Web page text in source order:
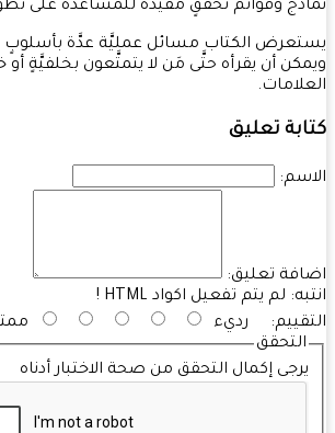
وقوائمَ تحقُّقٍ مفيدةً للمساعدة على تطوير
الكتاب مسائل عمليَّة عدَّة بأسلوبٍ
أن يقرأه حتَّى مَن لا يتمتَّعون بخلفيَّةٍ أو
تعليق
تعليق:
لم يتم تفعيل اكواد HTML !
رديء
ممتاز
التحقق
يرجى إكمال التحقق من صحة الاختبار أدناه